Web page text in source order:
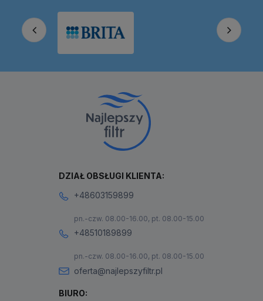
DZIAŁ OBSŁUGI KLIENTA:
+48603159899
pn.-czw. 08.00-16.00, pt. 08.00-15.00
+48510189899
pn.-czw. 08.00-16.00, pt. 08.00-15.00
oferta@najlepszyfiltr.pl
BIURO: